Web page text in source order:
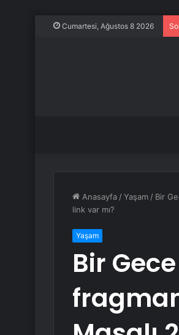
Cumartesi, Ağustos 8 2026
Anasayfa /Yaşam / Bir
link var mı?
Yaşam
Bir